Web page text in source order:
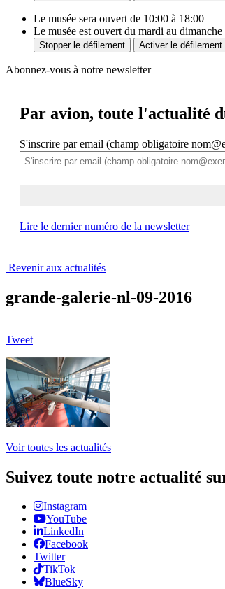
Le musée sera ouvert de 10:00 à 18:00
Le musée est ouvert du mardi au
Stopper le défilement Activer le défilement
Abonnez-vous à notre newsletter
Par avion, toute l'actualité
S'inscrire par email (champ obligatoire
Lire le dernier numéro de la newsletter
Revenir aux actualités
grande-galerie-nl-09-2016
Tweet
Voir toutes les actualités
Suivez toute notre actualité
Instagram
YouTube
LinkedIn
Facebook
Twitter
TikTok
BlueSky